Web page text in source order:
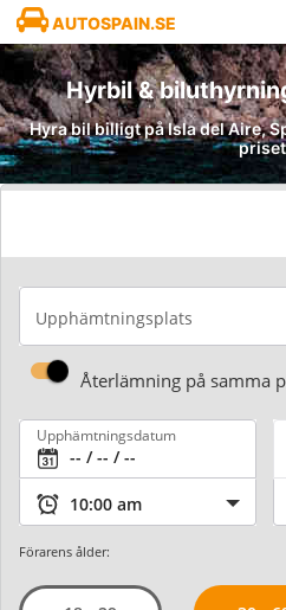
AUTOSPAIN.SE
Hyrbil &
Hyra bil billigt på Isla del Aire,
Upphämtningsplats
Återlämning på samma
Upphämtningsdatum
Förarens ålder: